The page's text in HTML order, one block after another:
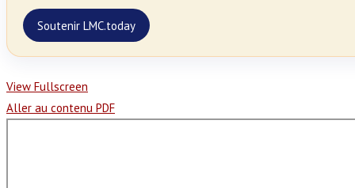
Soutenir LMC.today
View Fullscreen
Aller au contenu PDF